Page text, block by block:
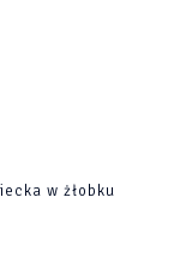
w żłobku